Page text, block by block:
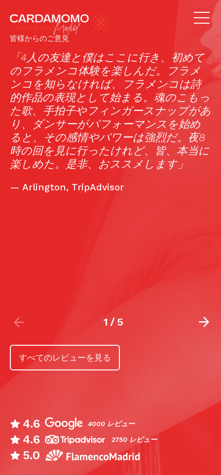
皆様からのご意見
「4人の友達と僕はここに行き、初めて
のフラメンコ体験を楽しんだ。フラメ
ンコを知らなければ、フラメンコは詩
的作品の表現として始まる。魂のこもっ
た歌、手拍子やフィンガースナップがあ
り、ダンサーがパフォーマンスを始め
ると、その感情やパワーは強烈だ。夜8
時の回を見に行ったけれど、皆、本当に
楽しめた。是非、おススメします」
— Arlington, TripAdvisor
1/5
すべてのレビューを見る
4.6 4000 レビュー
4.6 2750 レビュー
5.0